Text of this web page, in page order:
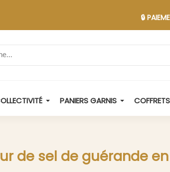
🔒 PAIEMENT
PANIERS GARNIS
de sel de guérande en